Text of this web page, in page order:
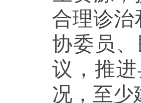
合理诊
协委员
议，推
况，至少